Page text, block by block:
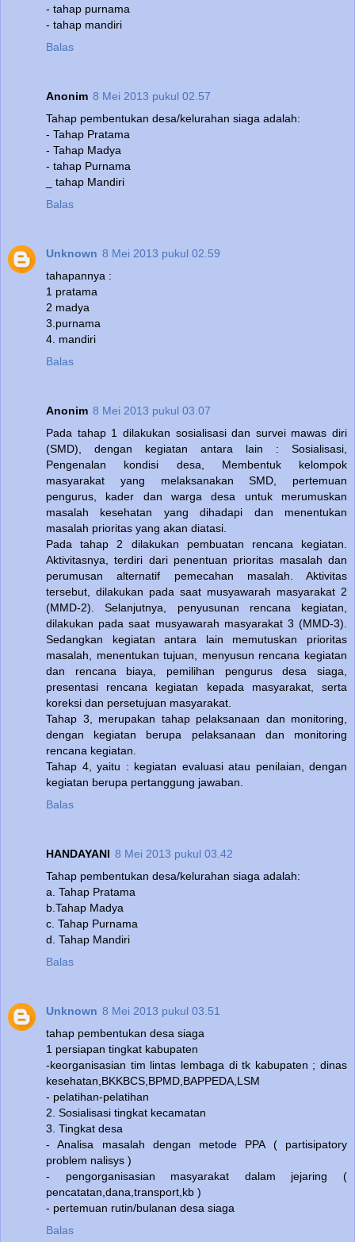
- tahap purnama
- tahap mandiri
Balas
Anonim 8 Mei 2013 pukul 02.57
Tahap pembentukan desa/kelurahan siaga adalah:
- Tahap Pratama
- Tahap Madya
- tahap Purnama
_ tahap Mandiri
Balas
Unknown 8 Mei 2013 pukul 02.59
tahapannya :
1 pratama
2 madya
3.purnama
4. mandiri
Balas
Anonim 8 Mei 2013 pukul 03.07
Pada tahap 1 dilakukan sosialisasi dan survei mawas diri
(SMD), dengan kegiatan antara lain : Sosialisasi,
Pengenalan kondisi desa, Membentuk kelompok
masyarakat yang melaksanakan SMD, pertemuan
pengurus, kader dan warga desa untuk merumuskan
masalah kesehatan yang dihadapi dan menentukan
masalah prioritas yang akan diatasi.
Pada tahap 2 dilakukan pembuatan rencana kegiatan.
Aktivitasnya, terdiri dari penentuan prioritas masalah dan
perumusan alternatif pemecahan masalah. Aktivitas
tersebut, dilakukan pada saat musyawarah masyarakat 2
(MMD-2). Selanjutnya, penyusunan rencana kegiatan,
dilakukan pada saat musyawarah masyarakat 3 (MMD-3).
Sedangkan kegiatan antara lain memutuskan prioritas
masalah, menentukan tujuan, menyusun rencana kegiatan
dan rencana biaya, pemilihan pengurus desa siaga,
presentasi rencana kegiatan kepada masyarakat, serta
koreksi dan persetujuan masyarakat.
Tahap 3, merupakan tahap pelaksanaan dan monitoring,
dengan kegiatan berupa pelaksanaan dan monitoring
rencana kegiatan.
Tahap 4, yaitu : kegiatan evaluasi atau penilaian, dengan
kegiatan berupa pertanggung jawaban.
Balas
HANDAYANI 8 Mei 2013 pukul 03.42
Tahap pembentukan desa/kelurahan siaga adalah:
a. Tahap Pratama
b.Tahap Madya
c. Tahap Purnama
d. Tahap Mandiri
Balas
Unknown 8 Mei 2013 pukul 03.51
tahap pembentukan desa siaga
1 persiapan tingkat kabupaten
-keorganisasian tim lintas lembaga di tk kabupaten ; dinas
kesehatan,BKKBCS,BPMD,BAPPEDA,LSM
- pelatihan-pelatihan
2. Sosialisasi tingkat kecamatan
3. Tingkat desa
- Analisa masalah dengan metode PPA ( partisipatory
problem nalisys )
- pengorganisasian masyarakat dalam jejaring (
pencatatan,dana,transport,kb )
- pertemuan rutin/bulanan desa siaga
Balas